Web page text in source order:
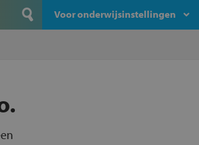
Voor onderwijsinstellingen